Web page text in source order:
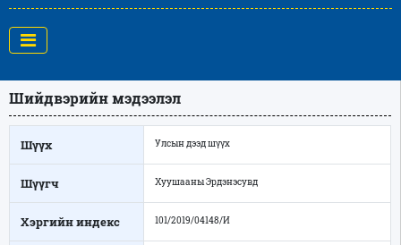
Шийдвэрийн мэдээлэл
Шүүх Улсын дээд шүүх
Шүүгч Хуушааны Эрдэнэсувд
Хэргийн индекс 101/2019/04148/И